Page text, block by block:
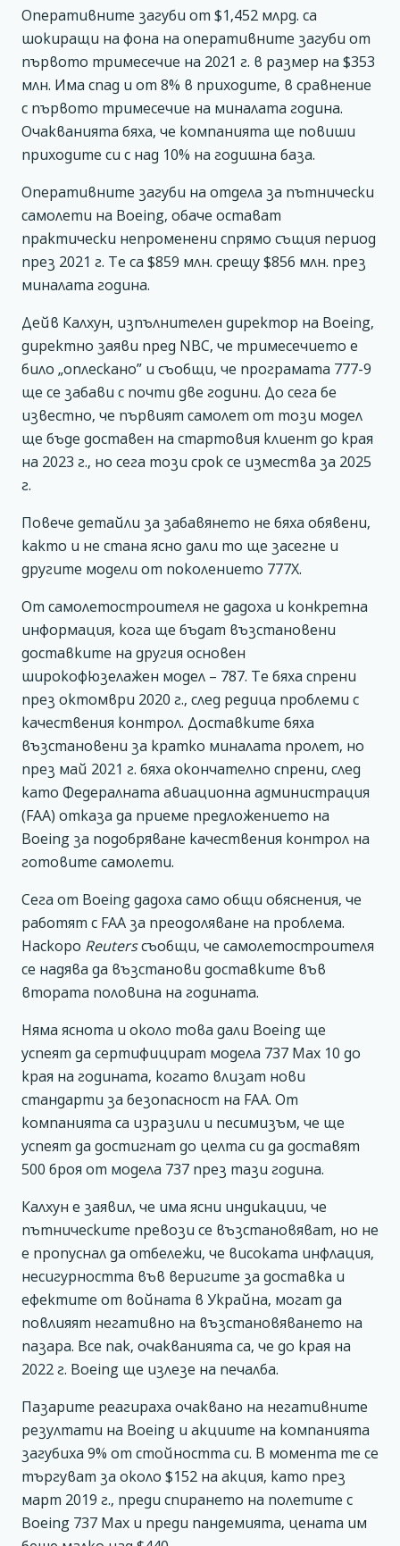
Оперативните загуби от $1,452 млрд. са
шокиращи на фона на оперативните загуби от
първото тримесечие на 2021 г. в размер на $353
млн. Има спад и от 8% в приходите, в сравнение
с първото тримесечие на миналата година.
Очакванията бяха, че компанията ще повиши
приходите си с над 10% на годишна база.
Оперативните загуби на отдела за пътнически
самолети на Boeing, обаче остават
практически непроменени спрямо същия период
през 2021 г. Те са $859 млн. срещу $856 млн. през
миналата година.
Дейв Калхун, изпълнителен директор на Boeing,
директно заяви пред NBC, че тримесечието е
било „оплескано” и съобщи, че програмата 777-9
ще се забави с почти две години. До сега бе
известно, че първият самолет от този модел
ще бъде доставен на стартовия клиент до края
на 2023 г., но сега този срок се измества за 2025
г.
Повече детайли за забавянето не бяха обявени,
както и не стана ясно дали то ще засегне и
другите модели от поколението 777X.
От самолетостроителя не дадоха и конкретна
информация, кога ще бъдат възстановени
доставките на другия основен
широкофюзелажен модел – 787. Те бяха спрени
през октомври 2020 г., след редица проблеми с
качествения контрол. Доставките бяха
възстановени за кратко миналата пролет, но
през май 2021 г. бяха окончателно спрени, след
като Федералната авиационна администрация
(FAA) отказа да приеме предложението на
Boeing за подобряване качествения контрол на
готовите самолети.
Сега от Boeing дадоха само общи обяснения, че
работят с FAA за преодоляване на проблема.
Наскоро Reutersсъобщи, че самолетостроителя
се надява да възстанови доставките във
втората половина на годината.
Няма яснота и около това дали Boeing ще
успеят да сертифицират модела 737 Max 10 до
края на годината, когато влизат нови
стандарти за безопасност на FAA. От
компанията са изразили и песимизъм, че ще
успеят да достигнат до целта си да доставят
500 броя от модела 737 през тази година.
Калхун е заявил, че има ясни индикации, че
пътническите превози се възстановяват, но не
е пропуснал да отбележи, че високата инфлация,
несигурността във веригите за доставка и
ефектите от войната в Украйна, могат да
повлияят негативно на възстановяването на
пазара. Все пак, очакванията са, че до края на
2022 г. Boeing ще излезе на печалба.
Пазарите реагираха очаквано на негативните
резултати на Boeing и акциите на компанията
загубиха 9% от стойността си. В момента те се
търгуват за около $152 на акция, като през
март 2019 г., преди спирането на полетите с
Boeing 737 Max и преди пандемията, цената им